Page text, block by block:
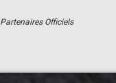
Partenaires Officiels